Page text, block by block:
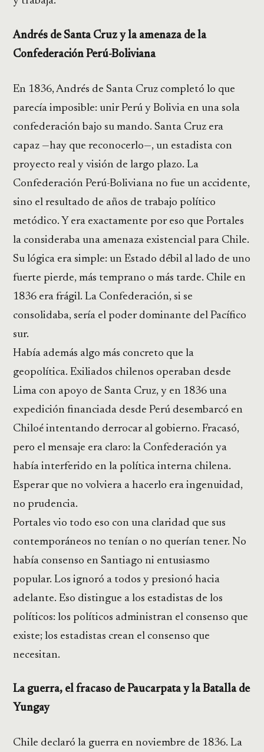
Andrés de Santa Cruz y la amenaza de la
Confederación Perú-Boliviana
En 1836, Andrés de Santa Cruz completó lo que
parecía imposible: unir Perú y Bolivia en una sola
confederación bajo su mando. Santa Cruz era
capaz —hay que reconocerlo—, un estadista con
proyecto real y visión de largo plazo. La
Confederación Perú-Boliviana no fue un accidente,
sino el resultado de años de trabajo político
metódico. Y era exactamente por eso que Portales
la consideraba una amenaza existencial para Chile.
Su lógica era simple: un Estado débil al lado de uno
fuerte pierde, más temprano o más tarde. Chile en
1836 era frágil. La Confederación, si se
consolidaba, sería el poder dominante del Pacífico
sur.
Había además algo más concreto que la
geopolítica. Exiliados chilenos operaban desde
Lima con apoyo de Santa Cruz, y en 1836 una
expedición financiada desde Perú desembarcó en
Chiloé intentando derrocar al gobierno. Fracasó,
pero el mensaje era claro: la Confederación ya
había interferido en la política interna chilena.
Esperar que no volviera a hacerlo era ingenuidad,
no prudencia.
Portales vio todo eso con una claridad que sus
contemporáneos no tenían o no querían tener. No
había consenso en Santiago ni entusiasmo
popular. Los ignoró a todos y presionó hacia
adelante. Eso distingue a los estadistas de los
políticos: los políticos administran el consenso que
existe; los estadistas crean el consenso que
necesitan.
La guerra, el fracaso de Paucarpata y la Batalla de
Yungay
Chile declaró la guerra en noviembre de 1836. La